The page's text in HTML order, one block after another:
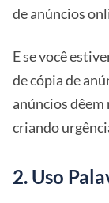
de anúncios
E se você
de cópia de
anúncios
criando
2. Uso